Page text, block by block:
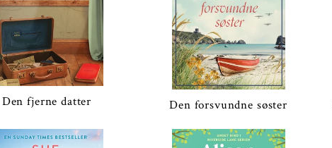
Den fjerne datter Den forsvundne søster